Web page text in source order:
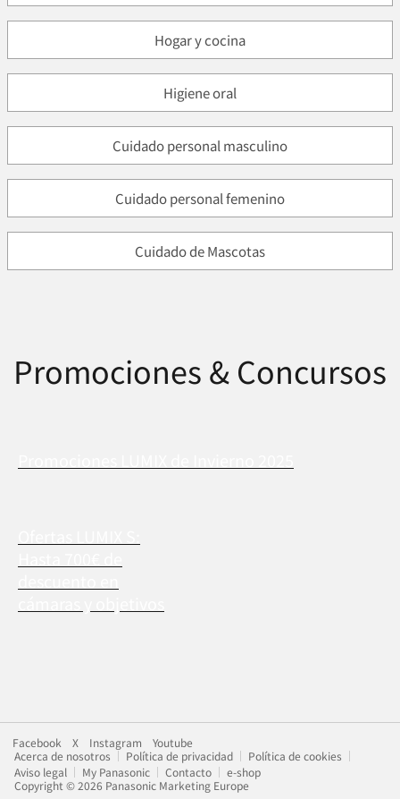
Hogar y cocina
Higiene oral
Cuidado personal masculino
Cuidado personal femenino
Cuidado de Mascotas
Promociones & Concursos
Facebook X Instagram
Youtube
Acerca de nosotros
Política de privacidad
Política de cookies
Aviso legal
My Panasonic Contacto
e-shop
Copyright © 2026 Panasonic Marketing Europe